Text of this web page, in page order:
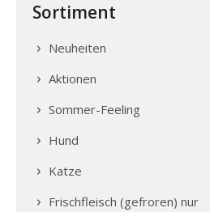
Sortiment
Neuheiten
Aktionen
Sommer-Feeling
Hund
Katze
Frischfleisch (gefroren) nur